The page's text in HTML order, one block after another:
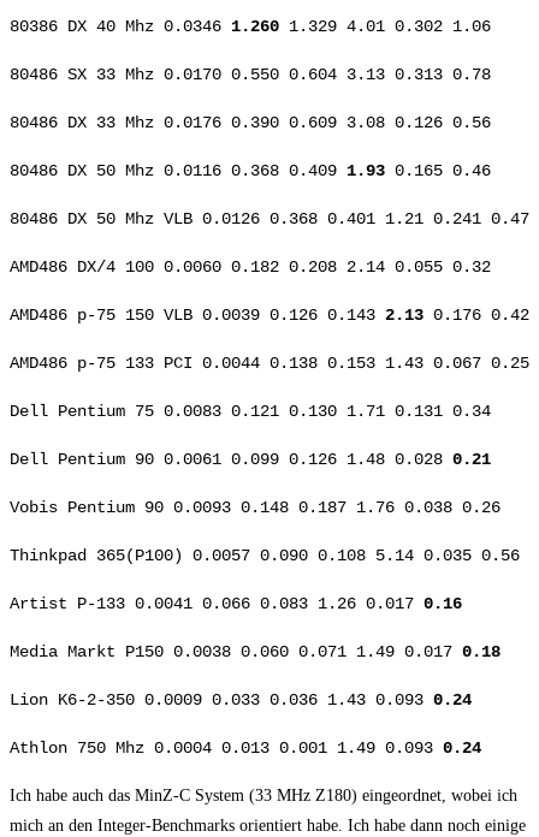
80386 DX 40 Mhz 0.0346 1.260 1.329 4.01 0.302 1.06
80486 SX 33 Mhz 0.0170 0.550 0.604 3.13 0.313 0.78
80486 DX 33 Mhz 0.0176 0.390 0.609 3.08 0.126 0.56
80486 DX 50 Mhz 0.0116 0.368 0.409 1.93 0.165 0.46
80486 DX 50 Mhz VLB 0.0126 0.368 0.401 1.21 0.241 0.47
AMD486 DX/4 100 0.0060 0.182 0.208 2.14 0.055 0.32
AMD486 p-75 150 VLB 0.0039 0.126 0.143 2.13 0.176 0.42
AMD486 p-75 133 PCI 0.0044 0.138 0.153 1.43 0.067 0.25
Dell Pentium 75 0.0083 0.121 0.130 1.71 0.131 0.34
Dell Pentium 90 0.0061 0.099 0.126 1.48 0.028 0.21
Vobis Pentium 90 0.0093 0.148 0.187 1.76 0.038 0.26
Thinkpad 365(P100) 0.0057 0.090 0.108 5.14 0.035 0.56
Artist P-133 0.0041 0.066 0.083 1.26 0.017 0.16
Media Markt P150 0.0038 0.060 0.071 1.49 0.017 0.18
Lion K6-2-350 0.0009 0.033 0.036 1.43 0.093 0.24
Athlon 750 Mhz 0.0004 0.013 0.001 1.49 0.093 0.24
Ich habe auch das MinZ-C System (33 MHz Z180) eingeordnet, wobei ich
mich an den Integer-Benchmarks orientiert habe. Ich habe dann noch einige